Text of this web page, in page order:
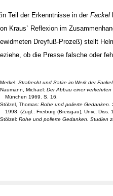
Teil der Erkenntnisse in derFackel
Kraus` Reflexion im
Dreyfuß-Prozeß) stellt
ob die Presse falsche oder
Merkel:Strafrecht und Satire im Werk der Fackel
Naumann, Michael:Der Abbau einer
München 1969. S. 16.
Stölzel, Thomas:Rohe und polierte Gedanken.
1998. (Zugl.: Freiburg (Breisgau), Univ., Diss.
Stölzel:Rohe und polierte Gedanken. Studien